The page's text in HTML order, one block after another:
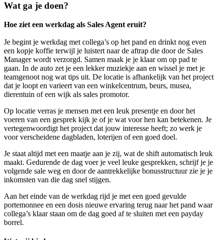
Wat ga je doen?
Hoe ziet een werkdag als Sales Agent eruit?
Je begint je werkdag met collega’s op het pand en drinkt nog even
een kopje koffie terwijl je luistert naar de aftrap die door de Sales
Manager wordt verzorgd. Samen maak je je klaar om op pad te
gaan. In de auto zet je een lekker muziekje aan en wissel je met je
teamgenoot nog wat tips uit. De locatie is afhankelijk van het project
dat je loopt en varieert van een winkelcentrum, beurs, musea,
dierentuin of een wijk als sales promotor.
Op locatie verras je mensen met een leuk presentje en door het
voeren van een gesprek kijk je of je wat voor hen kan betekenen. Je
vertegenwoordigt het project dat jouw interesse heeft; zo werk je
voor verscheidene dagbladen, loterijen of een goed doel.
Je staat altijd met een maatje aan je zij, wat de shift automatisch leuk
maakt. Gedurende de dag voer je veel leuke gesprekken, schrijf je je
volgende sale weg en door de aantrekkelijke bonusstructuur zie je je
inkomsten van die dag snel stijgen.
Aan het einde van de werkdag rijd je met een goed gevulde
portemonnee en een dosis nieuwe ervaring terug naar het pand waar
collega’s klaar staan om de dag goed af te sluiten met een payday
borrel.